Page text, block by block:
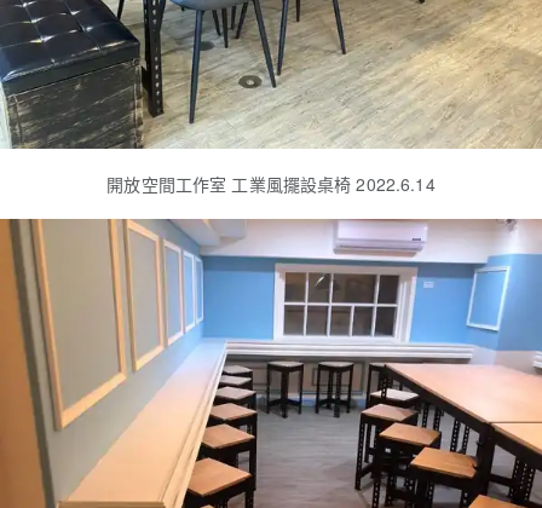
開放空間工作室 工業風擺設桌椅 2022.6.14